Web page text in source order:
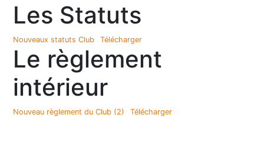
Les Statuts
Nouveaux statuts Club Télécharger
Le règlement
intérieur
Nouveau règlement du Club (2) Télécharger